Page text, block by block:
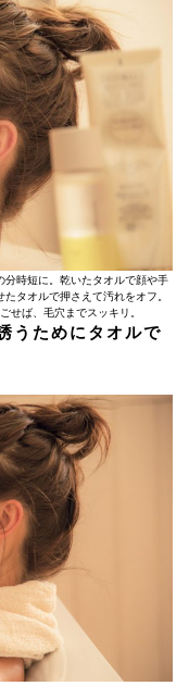
分時短に。乾いたタオルで顔や手
タオルで押さえて汚れをオフ。
せば、毛穴までスッキリ。
うためにタオルで